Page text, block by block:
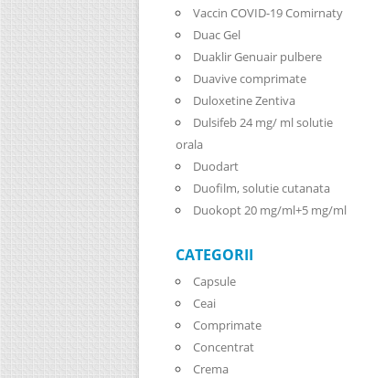
Vaccin COVID-19 Comirnaty
Duac Gel
Duaklir Genuair pulbere
Duavive comprimate
Duloxetine Zentiva
Dulsifeb 24 mg/ ml solutie
orala
Duodart
Duofilm, solutie cutanata
Duokopt 20 mg/ml+5 mg/ml
CATEGORII
Capsule
Ceai
Comprimate
Concentrat
Crema